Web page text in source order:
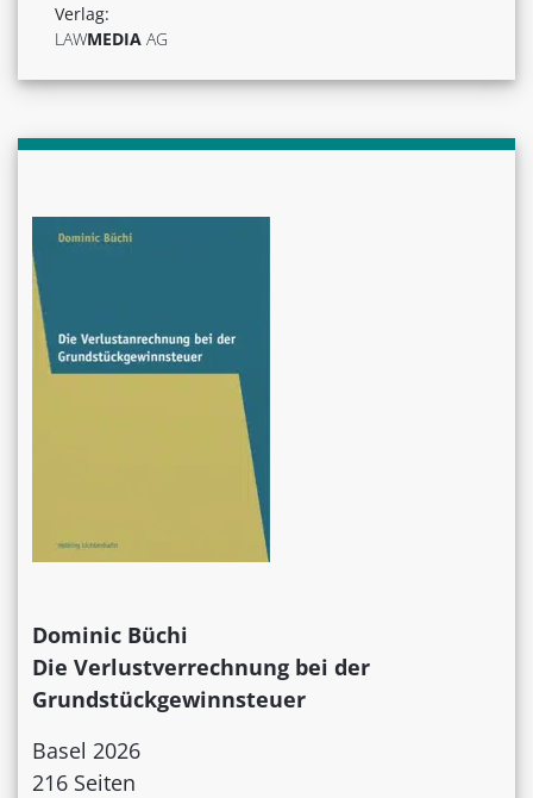
Verlag:
LAWMEDIA AG
Dominic Büchi
Die Verlustverrechnung bei der
Grundstückgewinnsteuer
Basel 2026
216 Seiten